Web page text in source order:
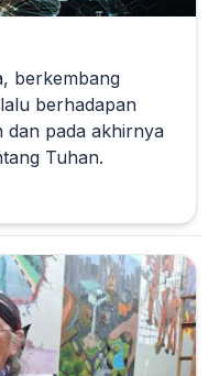
berkembang
berhadapan
dan pada akhirnya
Tuhan.